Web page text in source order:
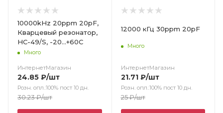
10000kHz 20ppm 20pF,
Кварцевый резонатор,
HC-49/S, -20...+60C
Много
ИнтернетМагазин
24.85 ₽/шт
Розн. опл.:100% пост 10 дн.
30.23₽/шт
12000 кГц 30ppm 20pF
Много
ИнтернетМагазин
21.71₽/шт
Розн. опл.:100% пост 10 дн.
25₽/шт